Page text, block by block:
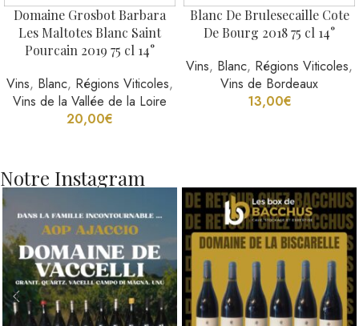
Domaine Grosbot Barbara
Les Maltotes Blanc Saint
Pourcain 2019 75 cl 14°
Vins, Blanc, Régions Viticoles,
Vins de la Vallée de la Loire
20,00€
Blanc De Brulesecaille Cote
De Bourg 2018 75 cl 14°
Vins, Blanc, Régions Viticoles,
Vins de Bordeaux
13,00€
Notre Instagram